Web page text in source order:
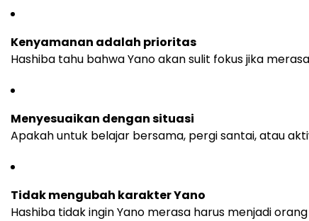
Kenyamanan adalah prioritas
Hashiba tahu bahwa Yano akan sulit fokus jika
Menyesuaikan dengan situasi
Apakah untuk belajar bersama, pergi santai, atau
Tidak mengubah karakter Yano
Hashiba tidak ingin Yano merasa harus menjadi